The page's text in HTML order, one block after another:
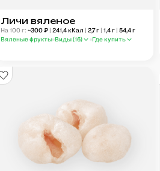
Личи вяленое
На 100 г: ~300₽ | 241,4кКал | 2,7г | 1,4г | 54,4г
Вяленые фрукты Виды (16) Где купить